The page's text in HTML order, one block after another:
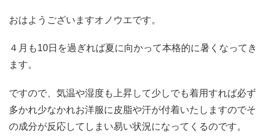
おはようございますオノウエです。
４月も10日を過ぎれば夏に向かって本格的に暑くなってき
ます。
ですので、気温や湿度も上昇して少しでも着用すれば必ず
多かれ少なかれお洋服に皮脂や汗が付着いたしますのでそ
の成分が反応してしまい易い状況になってくるのです。